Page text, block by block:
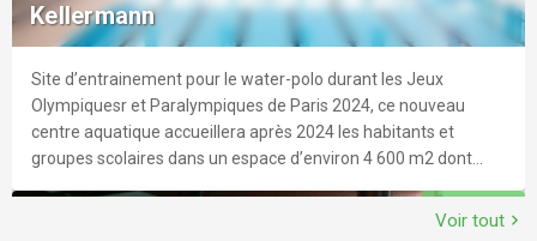
Kellermann
Site d’entrainement pour le water-polo durant les Jeux
Olympiquesr et Paralympiques de Paris 2024, ce nouveau
centre aquatique accueillera après 2024 les habitants et
groupes scolaires dans un espace d’environ 4 600 m2 dont
explore
Voir tout chevron_right